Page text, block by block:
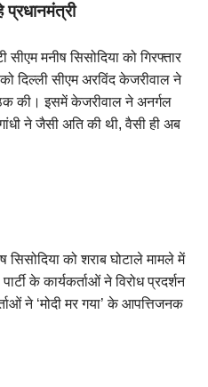
प्रधानमंत्री
सीएम मनीष सिसोदिया को गिरफ्तार
दिल्ली सीएम अरविंद केजरीवाल ने
की। इसमें केजरीवाल ने अनर्गल
ने जैसी अति की थी, वैसी ही अब
सिसोदिया को शराब घोटाले मामले में
के कार्यकर्ताओं ने विरोध प्रदर्शन
ने ‘मोदी मर गया’ के आपत्तिजनक